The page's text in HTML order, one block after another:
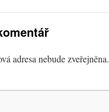
adresa nebude zveřejněna.